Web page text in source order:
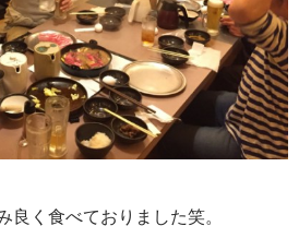
良く食べておりました笑。